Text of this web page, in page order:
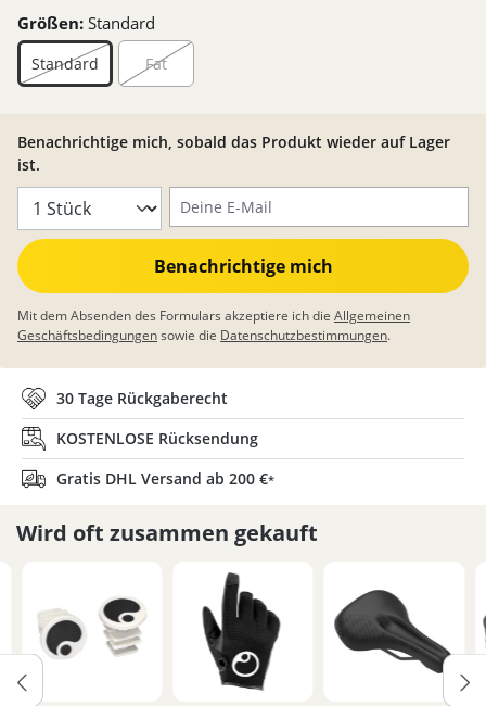
Größen: Standard
Standard Fat
Benachrichtige mich, sobald das Produkt wieder auf Lager
ist.
Benachrichtige mich
Mit dem Absenden des Formulars akzeptiere ich die Allgemeinen
Geschäftsbedingungensowie die Datenschutzbestimmungen.
30 Tage Rückgaberecht
KOSTENLOSE Rücksendung
Gratis DHL Versand ab 200 €*
Wird oft zusammen gekauft